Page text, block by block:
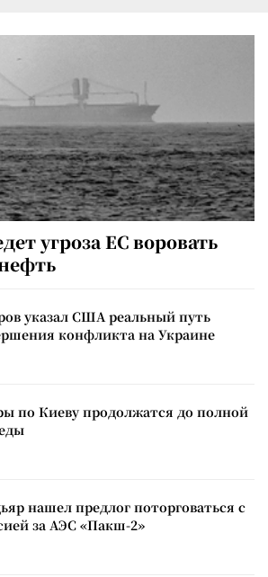
угроза ЕС воровать
указал США реальный путь
конфликта на Украине
по Киеву продолжатся до полной
нашел предлог поторговаться с
за АЭС «Пакш-2»